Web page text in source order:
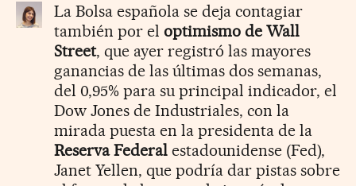
La Bolsa española se deja contagiar
también por el optimismo de Wall
Street, que ayer registró las mayores
ganancias de las últimas dos semanas,
del 0,95% para su principal indicador, el
Dow Jones de Industriales, con la
mirada puesta en la presidenta de la
Reserva Federal estadounidense (Fed),
Janet Yellen, que podría dar pistas sobre